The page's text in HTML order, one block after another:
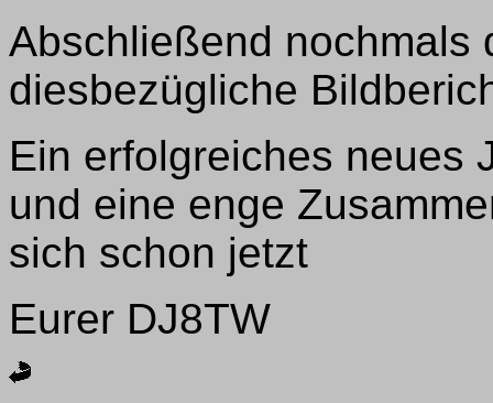
Abschließend nochmals
diesbezügliche
Ein erfolgreiches neues
und eine enge
sich schon jetzt
Eurer DJ8TW